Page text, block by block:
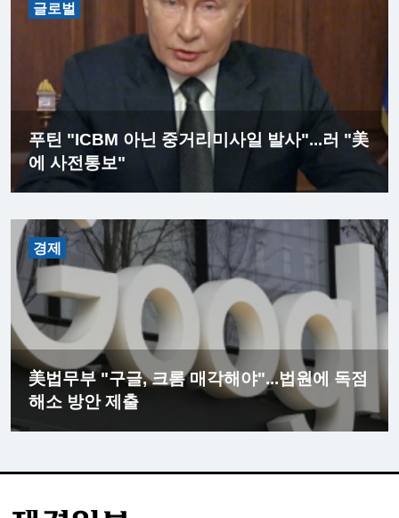
글로벌
푸틴 "ICBM 아닌 중거리미사일 발사"...러 "美
에 사전통보"
경제
美법무부 "구글, 크롬 매각해야"...법원에 독점
해소 방안 제출